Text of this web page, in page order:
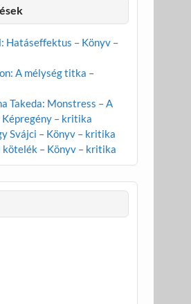
Hatáseffektus – Könyv –
A mélység titka –
Takeda: Monstress – A
Képregény – kritika
Svájci – Könyv – kritika
kötelék – Könyv – kritika